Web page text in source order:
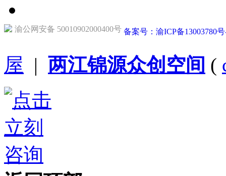
渝公网安备 50010902000400号 备案号：渝ICP备13003780
屋 | 两江锦源众创空间 (